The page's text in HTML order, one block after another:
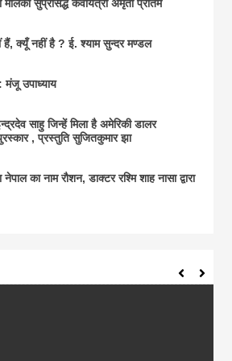
सुप्रसिद्ध कवयित्री अमृता प्रीतम
हैं, क्यूँ नहीं है ? ई. श्याम सुन्दर मण्डल
मंजू उपाध्याय
साहु जिन्हें मिला है अमेरिकी डालर
, प्रस्तुति सुजितकुमार झा
का नाम राैशन, डाक्टर रश्मि शाह नासा द्वारा